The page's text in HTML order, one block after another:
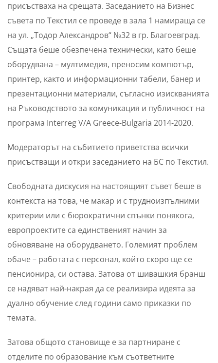
присъстваха на срещата. Заседанието на Бизнес
съвета по Текстил се проведе в зала 1 намираща се
на ул. „Тодор Александров“ №32 в гр. Благоевград.
Същата беше обезпечена технически, като беше
оборудвана – мултимедия, преносим компютър,
принтер, както и информационни табели, банер и
презентационни материали, съгласно изискванията
на Ръководството за комуникация и публичност на
програма Interreg V/A Greece-Bulgaria 2014-2020.
Модераторът на събитието приветства всички
присъстващи и откри заседанието на БС по Текстил.
Свободната дискусия на настоящият съвет беше в
контекста на това, че макар и с трудноизпълними
критерии или с бюрократични спънки понякога,
европроектите са единственият начин за
обновяване на оборудването. Големият проблем
обаче – работата с персонал, който скоро ще се
пенсионира, си остава. Затова от шивашкия бранш
се надяват най-накрая да се реализира идеята за
дуално обучение след години само приказки по
темата.
Затова общото становище е за партниране с
отделите по образование към съответните